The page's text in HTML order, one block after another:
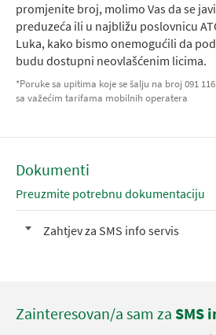
promjenite broj, molimo Vas da se
preduzeća ili u najbližu poslovnicu
Luka, kako bismo onemogućili da
budu dostupni neovlašćenim licima.
*Poruke sa upitima koje se šalju na broj 091
sa važećim tarifama mobilnih operatera
Dokumenti
Preuzmite potrebnu dokumentaciju
Zahtjev za SMS info servis
Zainteresovan/a sam za SMS